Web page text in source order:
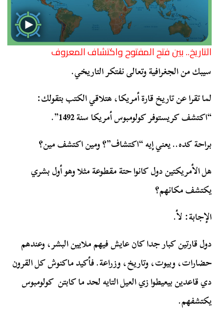
التاريخ.. بين فتح المفتوح واكتشاف المعروف
سيبك من الجغرافية وتعالى نفتكر التاريخي.
لما تقرا عن تاريخ قارة أمريكا، هتلاقي الكتب بتقولك:
“اكتشف كريستوفر كولومبوس أمريكا سنة 1492”.
براحة كده.. يعني إيه “اكتشاف”؟ ومين اكتشف مين؟
هل الأمريكتين دول كانوا حتة مقطوعة مثلا وهو أول بشري
يكتشف مكانهم؟
الإجابة: لأ.
دول قارتين كبار جدا كان عايش فيهم ملايين البشر، وعندهم
حضارات، وبيوت، وتاريخ، وزراعة. فأكيد ماكنوش كل القرون
دي قاعدين بيعيطوا زي العيل التايه لحد ما كابتن كولومبوس
يكتشفهم.